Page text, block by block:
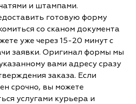
и штампами.
готовую форму
со сканом документа
уже через 15-20 минут с
заявки. Оригинал формы мы
вами адресу сразу
заказа. Если
срочно, вы можете
услугами курьера и